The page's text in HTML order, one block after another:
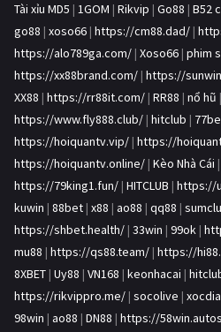
Tài xỉu MD5 | 1GOM | Rikvip | Go88 | B52
go88 | xoso66 | https://cm88.dad/ |
https://alo789ga.com/ | Xoso66 | phim
https://xx88brand.com/ | https://
XX88 | https://rr88it.com/ | RR88 | nổ hũ |
https://www.fly888.club/ | hitclub |
https://hoiquantv.vip/ | https://
https://hoiquantv.online/ | Kèo Nhà Cái |
https://79king1.fun/ | HITCLUB | https://
kuwin | 88bet | x88 | ao88 | qq88 |
https://shbet.health/ | 33win | 99ok |
mu88 | https://qs88.team/ | https://
8XBET | Uy88 | VN168 | keonhacai |
https://rikvippro.me/ | socolive |
98win | ao88 | DN88 | https://